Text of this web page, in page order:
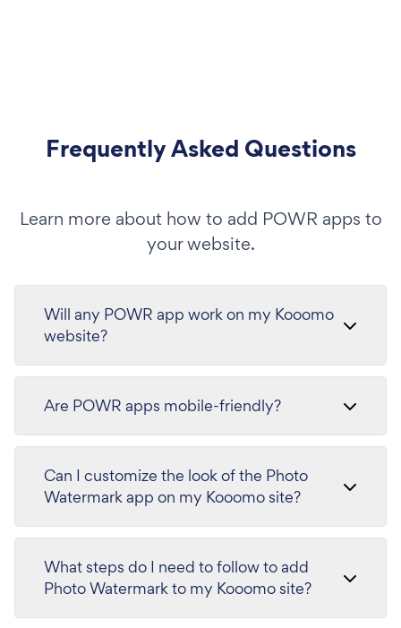
Frequently Asked Questions
Learn more about how to add POWR apps to
your website.
Will any POWR app work on my Kooomo
website?
Are POWR apps mobile-friendly?
Can I customize the look of the Photo
Watermark app on my Kooomo site?
What steps do I need to follow to add
Photo Watermark to my Kooomo site?